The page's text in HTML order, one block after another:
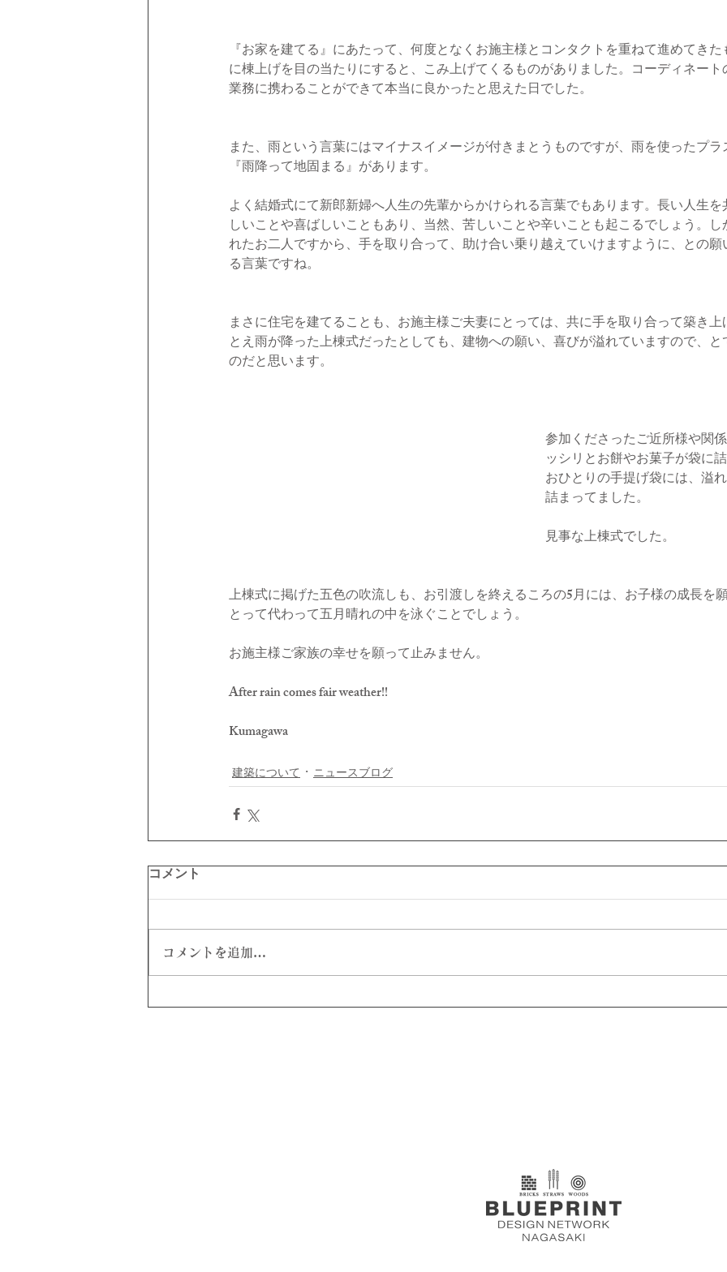
『お家を建てる』にあたって、何度となくお施主様とコンタクトを重ねて進めてき
に棟上げを目の当たりにすると、こみ上げてくるものがありました。コーディネー
業務に携わることができて本当に良かったと思えた日でした。
また、雨という言葉にはマイナスイメージが付きまとうものですが、雨を使ったプ
『雨降って地固まる』があります。
よく結婚式にて新郎新婦へ人生の先輩からかけられる言葉でもあります。長い人生
しいことや喜ばしいこともあり、当然、苦しいことや辛いことも起こるでしょう。
れたお二人ですから、手を取り合って、助け合い乗り越えていけますように、との
る言葉ですね。
まさに住宅を建てることも、お施主様ご夫妻にとっては、共に手を取り合って築き
とえ雨が降った上棟式だったとしても、建物への願い、喜びが溢れていますので、
のだと思います。
参加くださったご近所様や関
ッシリとお餅やお菓子が袋に
おひとりの手提げ袋には、溢
詰まってました。
見事な上棟式でした。
上棟式に掲げた五色の吹流しも、お引渡しを終えるころの5月には、お子様の成長を
とって代わって五月晴れの中を泳ぐことでしょう。
お施主様ご家族の幸せを願って止みません。
After rain comes fair weather!!
Kumagawa
建築について ニュースブログ
コメント
コメントを追加…